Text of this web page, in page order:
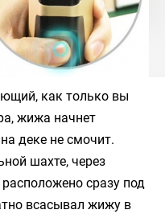
как только вы
жижа начнет
деке не смочит.
шахте, через
сразу под
всасывал жижу в